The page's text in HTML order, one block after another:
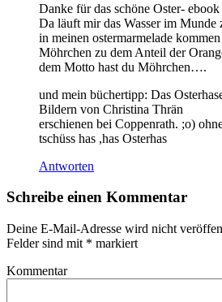
Danke für das schöne Oster- ebook
Da läuft mir das Wasser im
in meinen ostermarmelade
Möhrchen zu dem Anteil der
dem Motto hast du Möhrchen….
und mein büchertipp: Das
Bildern von Christina Thrän
erschienen bei Coppenrath. ;o)
tschüss has ,has Osterhas
Antworten
Schreibe einen Kommentar
Deine E-Mail-Adresse wird nicht
Felder sind mit * markiert
Kommentar